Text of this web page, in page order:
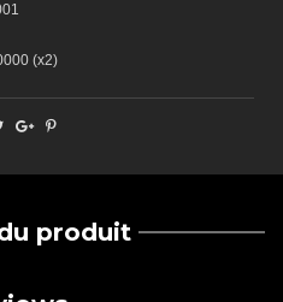
(x2)
produit